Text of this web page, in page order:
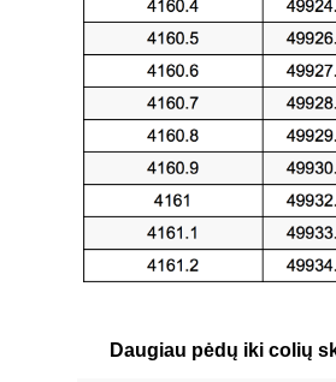
Daugiau pėdų iki colių